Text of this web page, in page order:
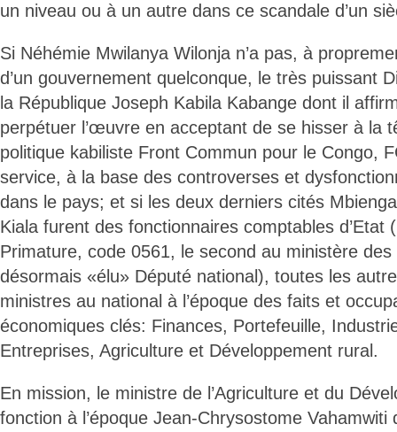
un niveau ou à un autre dans ce scandale d’un
Si Néhémie Mwilanya Wilonja n’a pas, à
d’un gouvernement quelconque, le très puissant
la République Joseph Kabila Kabange dont il
perpétuer l’œuvre en acceptant de se hisser à la
politique kabiliste Front Commun pour le Congo,
service, à la base des controverses et
dans le pays; et si les deux derniers cités
Kiala furent des fonctionnaires comptables d’Etat
Primature, code 0561, le second au ministère
désormais «élu» Député national), toutes les
ministres au national à l’époque des faits et
économiques clés: Finances, Portefeuille,
Entreprises, Agriculture et Développement rural.
En mission, le ministre de l’Agriculture et du
fonction à l’époque Jean-Chrysostome